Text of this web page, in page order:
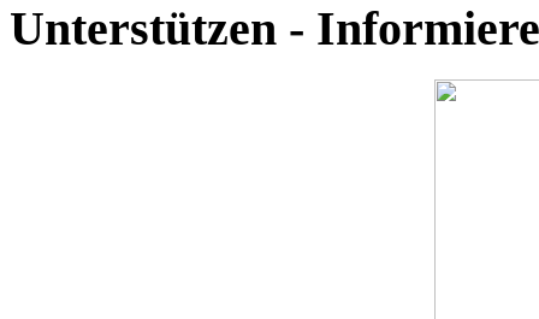
Unterstützen -